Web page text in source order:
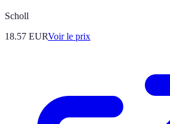
Scholl
18.57 EURVoir le prix